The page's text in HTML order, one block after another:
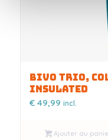
BIVO TRIO,
INSULATED
€49,99 incl.
Ajouter au